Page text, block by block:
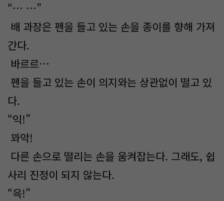
“… …”
배 과장은 펜을 들고 있는 손을 종이를 향해 가져
간다.
바르르…
펜을 들고 있는 손이 의지와는 상관없이 떨고 있
다.
“익!”
꽈악!
다른 손으로 떨리는 손을 움켜잡는다. 그래도, 쉽
사리 진정이 되지 않는다.
“윽!”